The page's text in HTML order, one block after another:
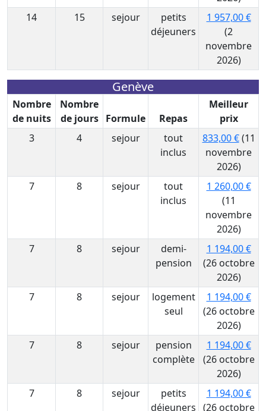
14
15 sejour
petits
déjeuners
1 957,00 €
(2
novembre
2026)
Genève
Nombre
de nuits
Nombre
de jours
Formule Repas
Meilleur
prix
3
4 sejour
tout
inclus
833,00 €(11
novembre
2026)
7
8 sejour
tout
inclus
1 260,00 €
(11
novembre
2026)
7
8 sejour
demi-
pension
1 194,00 €
(26 octobre
2026)
7
8 sejour
logement
seul
1 194,00 €
(26 octobre
2026)
7
8 sejour
pension
complète
1 194,00 €
(26 octobre
2026)
7
8 sejour
petits
déjeuners
1 194,00 €
(26 octobre